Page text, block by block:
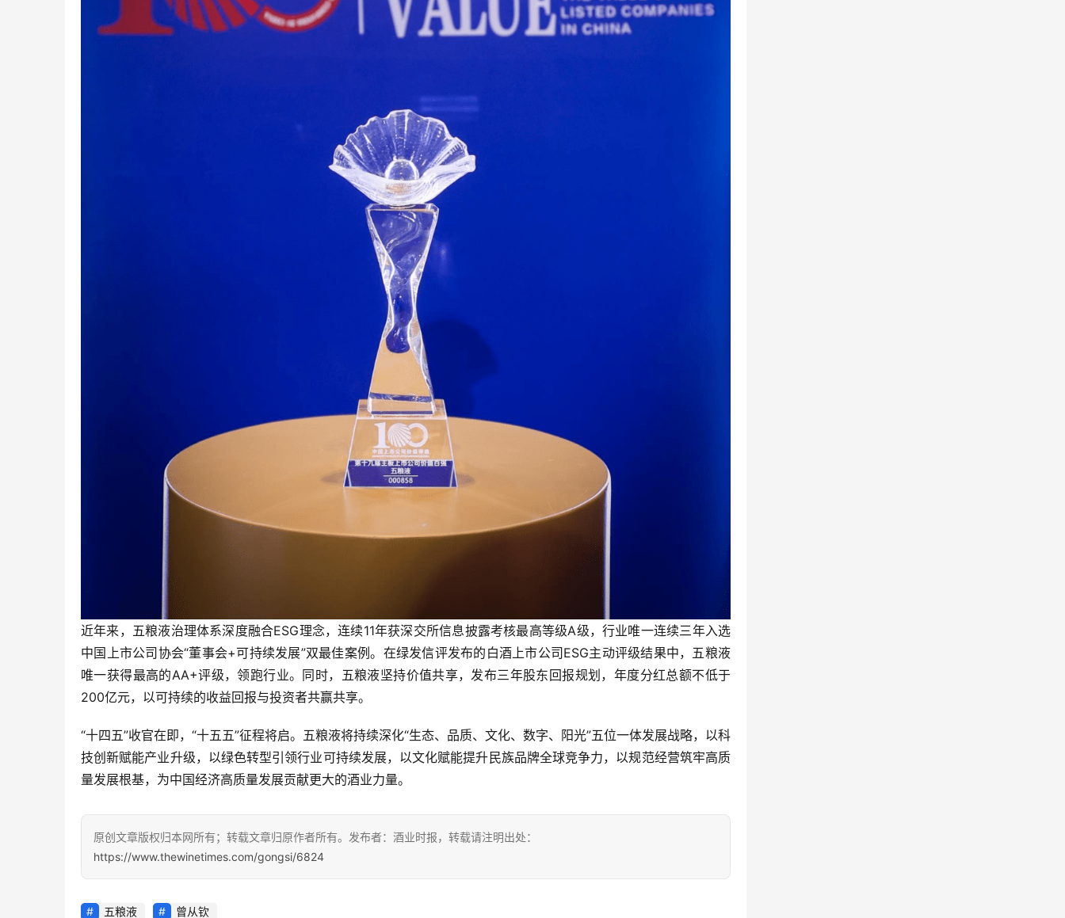
近年来，五粮液治理体系深度融合ESG理念，连续11年获深交所信息披露考核最高等级A级，行业唯一连续三年入选
中国上市公司协会“董事会+可持续发展”双最佳案例。在绿发信评发布的白酒上市公司ESG主动评级结果中，五粮液
唯一获得最高的AA+评级，领跑行业。同时，五粮液坚持价值共享，发布三年股东回报规划，年度分红总额不低于
200亿元，以可持续的收益回报与投资者共赢共享。
“十四五”收官在即，“十五五”征程将启。五粮液将持续深化“生态、品质、文化、数字、阳光”五位一体发展战略，以科
技创新赋能产业升级，以绿色转型引领行业可持续发展，以文化赋能提升民族品牌全球竞争力，以规范经营筑牢高质
量发展根基，为中国经济高质量发展贡献更大的酒业力量。
原创文章版权归本网所有；转载文章归原作者所有。发布者：酒业时报，转载请注明出处：
https://www.thewinetimes.com/gongsi/6824
五粮液 曾从钦